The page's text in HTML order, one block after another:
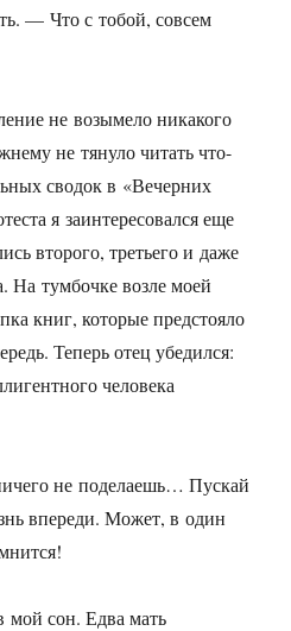
— Что с тобой, совсем
не возымело никакого
не тянуло читать что-
сводок в «Вечерних
я заинтересовался еще
второго, третьего и даже
На тумбочке возле моей
книг, которые предстояло
Теперь отец убедился:
человека
не поделаешь… Пускай
впереди. Может, в один
мой сон. Едва мать